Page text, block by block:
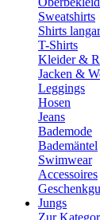
Sweatshirts
Shirts
T-Shirts
Kleider &
Jacken &
Leggings
Hosen
Jeans
Bademode
Bademäntel
Swimwear
Accessoires
Jungs
Zur